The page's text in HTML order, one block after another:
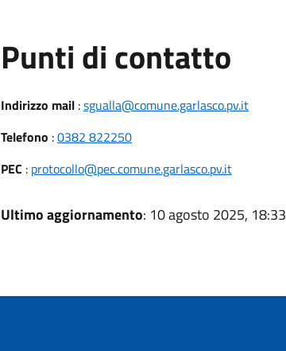
Punti di contatto
Indirizzo mail:sgualla@comune.garlasco.pv.it
Telefono :0382 822250
PEC : protocollo@pec.comune.garlasco.pv.it
Ultimo aggiornamento: 10 agosto 2025, 18:33